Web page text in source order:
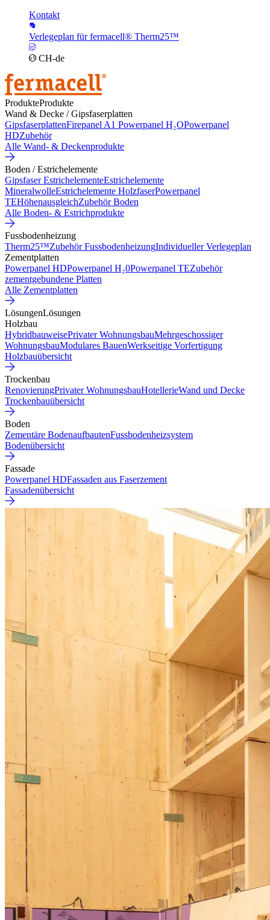
Kontakt
Verlegeplan für fermacell® Therm25™
CH-de
ProdukteProdukte
Wand & Decke / Gipsfaserplatten
GipsfaserplattenFirepanel A1 Powerpanel H₂OPowerpanel
HDZubehör
Alle Wand- & Deckenprodukte
Boden / Estrichelemente
Gipsfaser EstrichelementeEstrichelemente
MineralwolleEstrichelemente HolzfaserPowerpanel
TEHöhenausgleichZubehör Boden
Alle Boden- & Estrichprodukte
Fussbodenheizung
Therm25™Zubehör FussbodenheizungIndividueller Verlegeplan
Zementplatten
Powerpanel HDPowerpanel H₂0Powerpanel TEZubehör
zementgebundene Platten
Alle Zementplatten
LösungenLösungen
Holzbau
HybridbauweisePrivater WohnungsbauMehrgeschossiger
WohnungsbauModulares BauenWerkseitige Vorfertigung
Holzbauübersicht
Trockenbau
RenovierungPrivater WohnungsbauHotellerieWand und Decke
Trockenbauübersicht
Boden
Zementäre BodenaufbautenFussbodenheizsystem
Bodenübersicht
Fassade
Powerpanel HDFassaden aus Faserzement
Fassadenübersicht